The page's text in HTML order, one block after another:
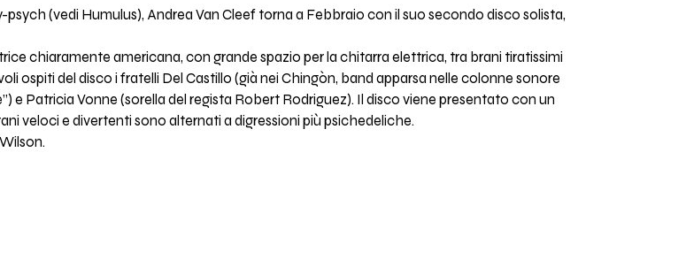
(vedi Humulus), Andrea Van Cleef torna a Febbraio con il suo secondo disco solista,
chiaramente americana, con grande spazio per la chitarra elettrica, tra brani tiratissimi
ospiti del disco i fratelli Del Castillo (già nei Chingòn, band apparsa nelle colonne sonore
e Patricia Vonne (sorella del regista Robert Rodriguez). Il disco viene presentato con un
veloci e divertenti sono alternati a digressioni più psichedeliche.